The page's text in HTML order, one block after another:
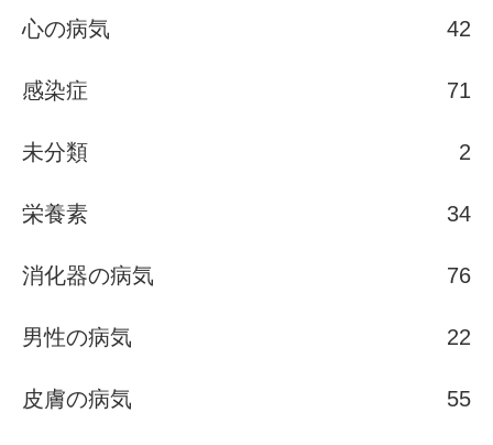
心の病気 42
感染症 71
未分類 2
栄養素 34
消化器の病気 76
男性の病気 22
皮膚の病気 55